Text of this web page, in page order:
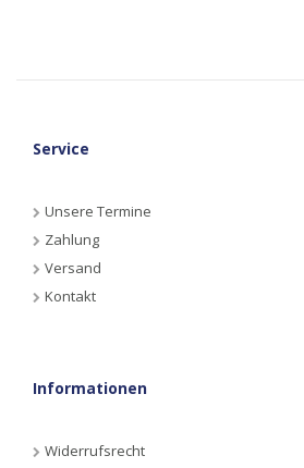
Service
Unsere Termine
Zahlung
Versand
Kontakt
Informationen
Widerrufsrecht